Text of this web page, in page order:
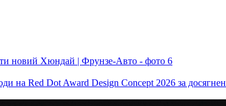
на Red Dot Award Design Concept 2026 за